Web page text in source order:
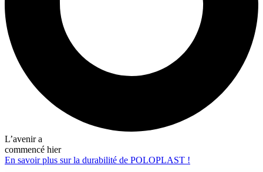
L’avenir a
commencé hier
En savoir plus sur la durabilité de POLOPLAST !